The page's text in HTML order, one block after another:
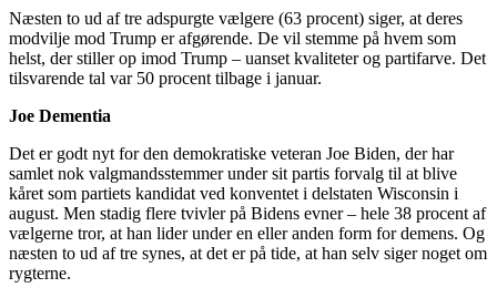
Næsten to ud af tre adspurgte vælgere (63 procent) siger, at deres
modvilje mod Trump er afgørende. De vil stemme på hvem som
helst, der stiller op imod Trump – uanset kvaliteter og partifarve. Det
tilsvarende tal var 50 procent tilbage i januar.
Joe Dementia
Det er godt nyt for den demokratiske veteran Joe Biden, der har
samlet nok valgmandsstemmer under sit partis forvalg til at blive
kåret som partiets kandidat ved konventet i delstaten Wisconsin i
august. Men stadig flere tvivler på Bidens evner – hele 38 procent af
vælgerne tror, at han lider under en eller anden form for demens. Og
næsten to ud af tre synes, at det er på tide, at han selv siger noget om
rygterne.